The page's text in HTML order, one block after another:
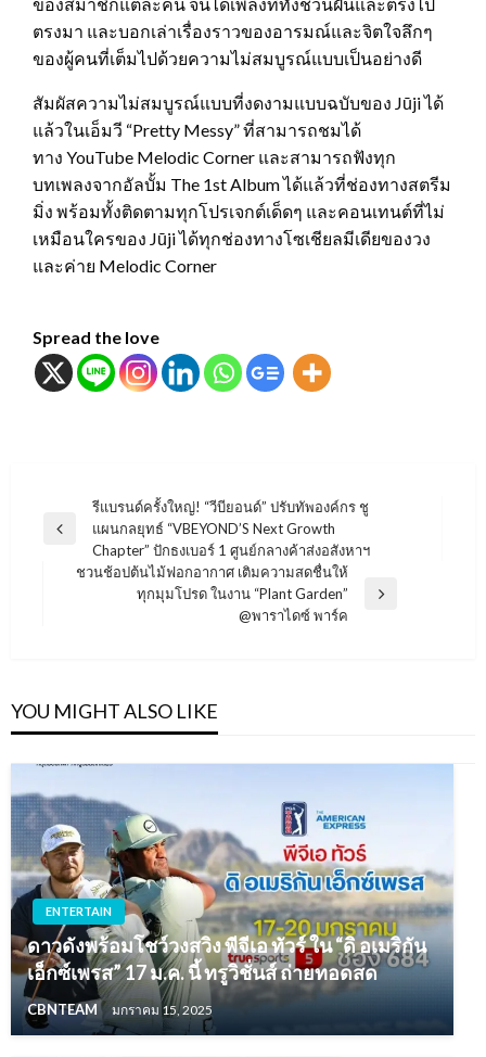
ตรงมา และบอกเล่าเรื่องราวของอารมณ์และจิตใจลึกๆ
ของผู้คนที่เต็มไปด้วยความไม่สมบูรณ์แบบเป็นอย่างดี
สัมผัสความไม่สมบูรณ์แบบที่งดงามแบบฉบับของ Jūji ได้
แล้วในเอ็มวี “Pretty Messy” ที่สามารถชมได้
ทาง YouTube Melodic Corner และสามารถฟังทุก
บทเพลงจากอัลบั้ม The 1st Album ได้แล้วที่ช่องทางสตรีม
มิ่ง พร้อมทั้งติดตามทุกโปรเจกต์เด็ดๆ และคอนเทนต์ที่ไม่
เหมือนใครของ Jūji ได้ทุกช่องทางโซเชียลมีเดียของวง
และค่าย Melodic Corner
Spread the love
แนะแนว
เรื่อง
Previous
รีแบรนด์ครั้งใหญ่! “วีบียอนด์” ปรับทัพองค์กร ชู
แผนกลยุทธ์ “VBEYOND’S Next Growth
Chapter” ปักธงเบอร์ 1 ศูนย์กลางค้าส่งอสังหาฯ
ชวนช้อปต้นไม้ฟอกอากาศ เติมความสดชื่นให้
ทุกมุมโปรด ในงาน “Plant Garden”
@พาราไดซ์ พาร์ค
YOU MIGHT ALSO LIKE
ENTERTAIN
ดาวดังพร้อมโชว์วงสวิง พีจีเอ ทัวร์ ใน “ดิ อเมริกัน
เอ็กซ์เพรส” 17 ม.ค. นี้ ทรูวิชั่นส์ ถ่ายทอดสด
CBNTEAM มกราคม 15, 2025